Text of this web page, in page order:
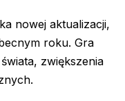
nowej aktualizacji,
roku. Gra
zwiększenia